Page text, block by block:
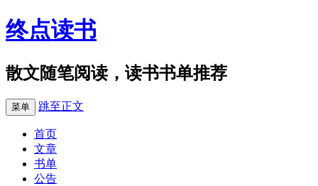
终点读书
散文随笔阅读，读书书单推荐
菜单 跳至正文
首页
文章
书单
公告